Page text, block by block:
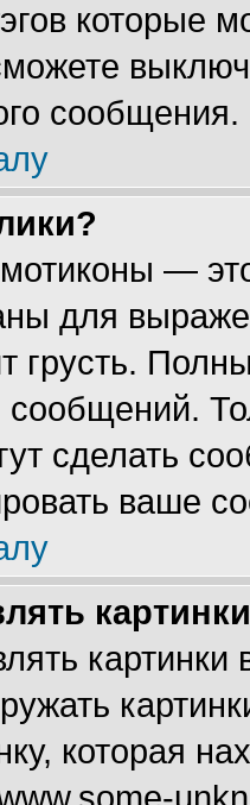
которые
сообщения.
—
для
грусть.
сделать
ваше
которая